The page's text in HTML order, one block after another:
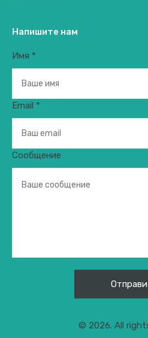
Напишите нам
Имя *
Email *
Сообщение
© 2026. All